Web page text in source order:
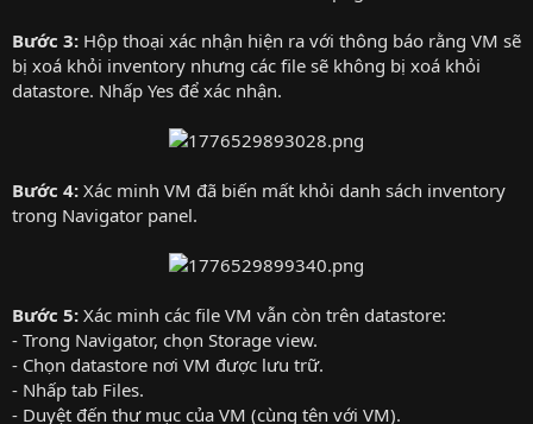
Bước 3: Hộp thoại xác nhận hiện ra với thông báo rằng VM sẽ
bị xoá khỏi inventory nhưng các file sẽ không bị xoá khỏi
datastore. Nhấp Yes để xác nhận.
Bước 4: Xác minh VM đã biến mất khỏi danh sách inventory
trong Navigator panel.
Bước 5: Xác minh các file VM vẫn còn trên datastore:
- Trong Navigator, chọn Storage view.
- Chọn datastore nơi VM được lưu trữ.
- Nhấp tab Files.
- Duyệt đến thư mục của VM (cùng tên với VM).